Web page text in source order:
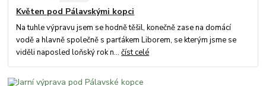
Květen pod Pálavskými kopci
Na tuhle výpravu jsem se hodně těšil, konečně zase na domácí
vodě a hlavně společně s parťákem Liborem, se kterým jsme se
viděli naposled loňský rok n...číst celé